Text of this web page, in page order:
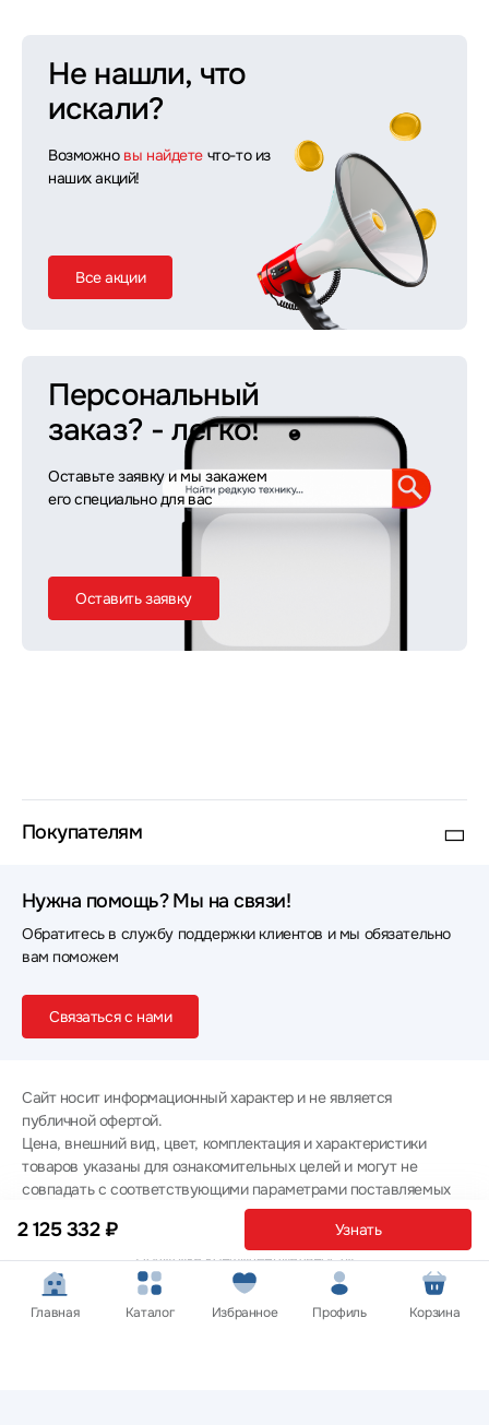
2 125 332 ₽ Узнать
Не нашли, что
искали?
Возможно вы найдете что-то из
наших акций!
Все акции
Персональный
заказ? - легко!
Оставьте заявку и мы закажем
его специально для вас
Оставить заявку
Покупателям
Нужна помощь? Мы на связи!
Обратитесь в службу поддержки клиентов и мы обязательно
вам поможем
Связаться с нами
Сайт носит информационный характер и не является
публичной офертой.
Цена, внешний вид, цвет, комплектация и характеристики
товаров указаны для ознакомительных целей и могут не
совпадать с соответствующими параметрами поставляемых
товаров - уточняйте информацию у менеджера при
оформлении заказа.
Политика конфиденциальности
© 2012 — 2026 ООО «Эпл Тэк»
Главная Каталог Избранное Профиль Корзина